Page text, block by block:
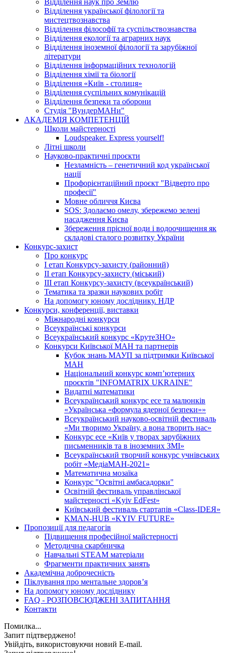
Відділення наук про Землю
Відділення української філології та
мистецтвознавства
Відділення філософії та суспільствознавства
Відділення екології та аграрних наук
Відділення іноземної філології та зарубіжної
літератури
Відділення інформаційних технологій
Відділення хімії та біології
Відділення «Київ - столиця»
Відділення суспільних комунікацій
Відділення безпеки та оборони
Студія "ВундерМАНи"
АКАДЕМІЯ КОМПЕТЕНЦІЙ
Школи майстерності
Loudspeaker. Express yourself!
Літні школи
Науково-практичні проєкти
Незламність – генетичний код української
нації
Профорієнтаційний проєкт "Відверто про
професії"
Мовне обличчя Києва
SOS: Здолаємо омелу, збережемо зелені
насадження Києва
Збереження прісної води і водоочищення як
складові сталого розвитку України
Конкурс-захист
Про конкурс
І етап Конкурсу-захисту (районний)
ІІ етап Конкурсу-захисту (міський)
ІІІ етап Конкурсу-захисту (всеукраїнський)
Тематика та зразки наукових робіт
На допомогу юному досліднику. НДР
Конкурси, конференції, виставки
Міжнародні конкурси
Всеукраїнські конкурси
Всеукраїнський конкурс «КрутеЗНО»
Конкурси Київської МАН та партнерів
Кубок знань МАУП за підтримки Київської
МАН
Національний конкурс комп’ютерних
проєктів "INFOMATRIX UKRAINE"
Видатні математики
Всеукраїнський конкурс есе та малюнків
«Українська «формула ядерної безпеки»»
Всеукраїнський науково-освітній фестиваль
«Ми творимо Україну, а вона творить нас»
Конкурс есе «Київ у творах зарубіжних
письменників та в іноземних ЗМІ»
Всеукраїнський творчий конкурс учнівських
робіт «МедіаМАН-2021»
Математична мозаїка
Конкурс "Освітні амбасадорки"
Освітній фестиваль управлінської
майстерності «Kyiv EdFest»
Київський фестиваль стартапів «Class-IDEЯ»
KMAN-HUB «KYIV FUTURE»
Пропозиції для педагогів
Підвищення професійної майстерності
Методична скарбничка
Навчальні STEAM матеріали
Фрагменти практичних занять
Академічна доброчесність
Піклування про ментальне здоровʼя
На допомогу юному досліднику
FAQ - РОЗПОВСЮДЖЕНІ ЗАПИТАННЯ
Контакти
Помилка...
Запит підтверджено!
Увійдіть, використовуючи новий E-mail.